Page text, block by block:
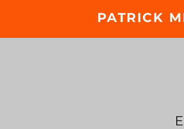
PATRICK